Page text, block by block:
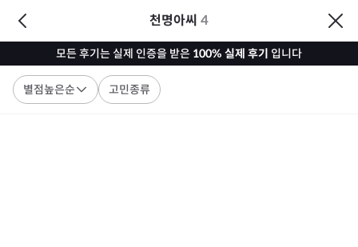
천명아씨 4
모든 후기는 실제 인증을 받은 100% 실제 후기 입니다
별점높은순 고민종류